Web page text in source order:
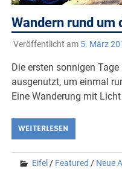
Wandern rund um
Veröffentlicht am 5. März
Die ersten sonnigen
ausgenutzt, um einmal
Eine Wanderung mit
WEITERLESEN
Eifel / Featured / Neue